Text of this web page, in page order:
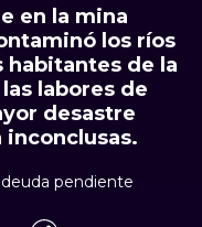
en la mina
los ríos
habitantes de la
labores de
desastre
deuda pendiente